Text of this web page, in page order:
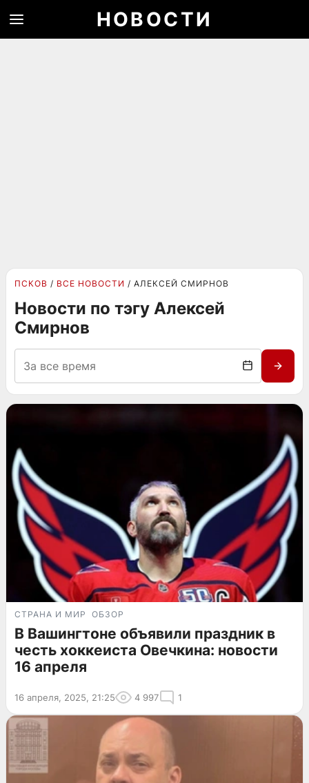
НОВОСТИ
ПСКОВ ВСЕ НОВОСТИ АЛЕКСЕЙ СМИРНОВ
Новости по тэгу Алексей
Смирнов
СТРАНА И МИР ОБЗОР
В Вашингтоне объявили праздник в
честь хоккеиста Овечкина: новости
16 апреля
16 апреля, 2025, 21:25 4 997 1